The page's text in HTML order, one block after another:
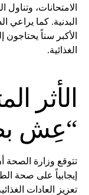
الامتحانات،
البدنية. كما يراعي
الأكبر سناً
الغذائية.
الأثر
“عِش
تتوقع وزارة
إيجابياً على صحة
تعزيز العادات